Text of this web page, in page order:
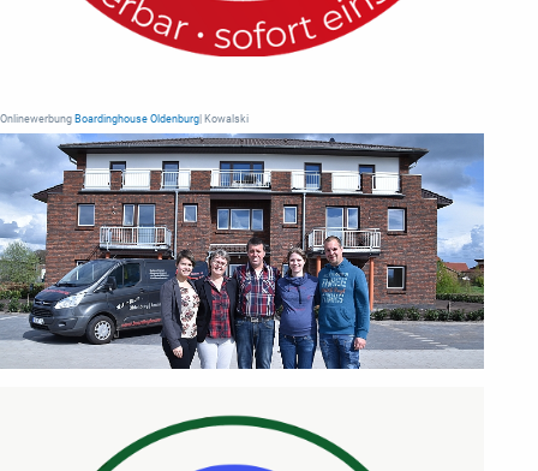
Onlinewerbung Boardinghouse Oldenburg | Kowalski